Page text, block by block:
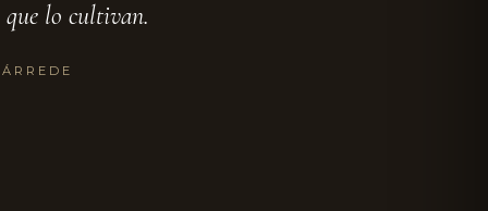
lo cultivan.